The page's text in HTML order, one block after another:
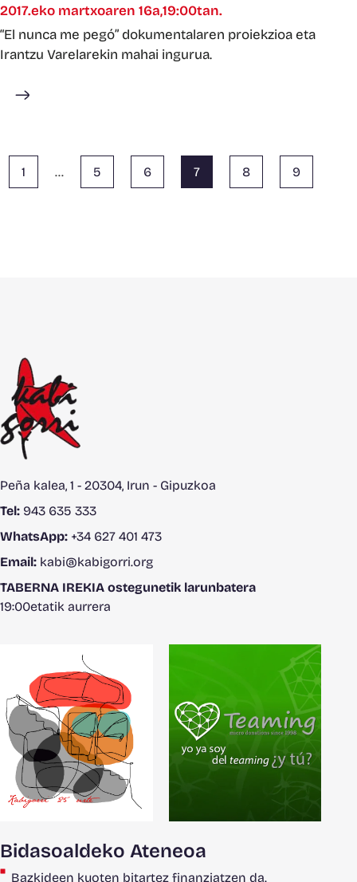
2017.eko martxoaren 16a,19:00tan.
“El nunca me pegó” dokumentalaren proiekzioa eta
Irantzu Varelarekin mahai ingurua.
Gehiago ikusi
1 … 5 6 7 8 9
Peña kalea, 1 - 20304, Irun - Gipuzkoa
Tel: 943 635 333
WhatsApp: +34 627 401 473
Email: kabi@kabigorri.org
TABERNA IREKIA ostegunetik larunbatera
19:00etatik aurrera
Bidasoaldeko Ateneoa
Bazkideen kuoten bitartez finanziatzen da.